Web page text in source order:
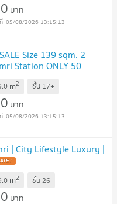
บาท
05/08/2026 13:15:13
Size 139 sqm. 2
Station ONLY 50
m2 ชั้น 17+
บาท
05/08/2026 13:15:13
| City Lifestyle Luxury |
!
m2 ชั้น26
บาท